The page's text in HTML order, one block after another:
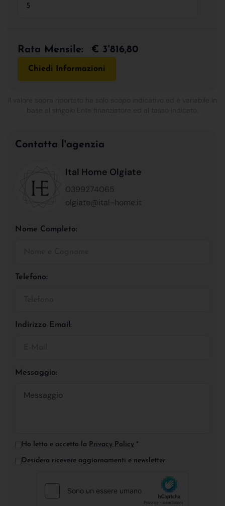
Rata Mensile: € 3'816,80
Chiedi Informazioni
Contatta l'agenzia
Ital Home Olgiate
0399274065
olgiate@ital-home.it
Nome Completo:
Telefono:
Indirizzo Email:
Messaggio:
Ho letto e accetto la Privacy Policy *
Desidero ricevere aggiornamenti e newsletter